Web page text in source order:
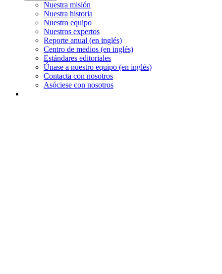
Nuestra misión
Nuestra historia
Nuestro equipo
Nuestros expertos
Reporte anual (en inglés)
Centro de medios (en inglés)
Estándares editoriales
Únase a nuestro equipo (en inglés)
Contacta con nosotros
Asóciese con nosotros